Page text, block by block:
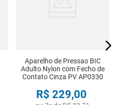
Aparelho de Pressao BIC
Adulto Nylon com Fecho de
Contato Cinza PV AP0330
R$ 229,00